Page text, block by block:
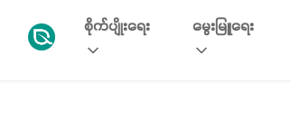
စိုက်ပျိုးရေး မွေးမြူရေး